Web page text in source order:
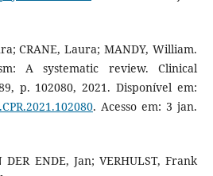
CRANE, Laura; MANDY, William.
A systematic review. Clinical
p. 102080, 2021. Disponível em:
. Acesso em: 3 jan.
DER ENDE, Jan; VERHULST, Frank